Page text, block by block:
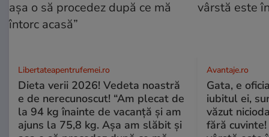
Libertateapentrufemei.ro
Dieta verii 2026! Vedeta noastră
e de nerecunoscut! “Am plecat de
la 94 kg înainte de vacanță și am
ajuns la 75,8 kg. Așa am slăbit și
Avantaje.ro
Gata, e
iubitul ei,
văzut
fără